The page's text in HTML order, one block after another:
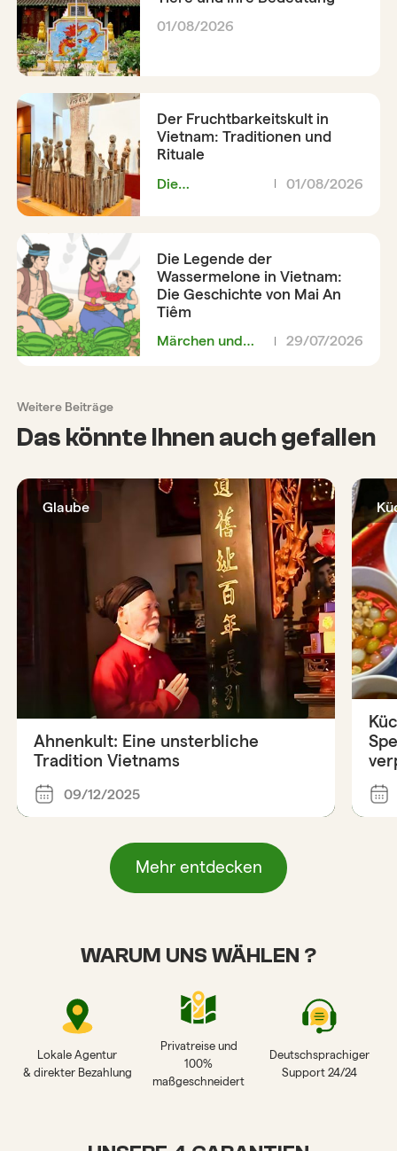
01/08/2026
Der Fruchtbarkeitskult in
Vietnam: Traditionen und
Rituale
Die
01/08/2026
Die Legende der
Wassermelone in Vietnam:
Die Geschichte von Mai An
Tiêm
Märchen und
29/07/2026
Weitere Beiträge
Das könnte Ihnen auch gefallen
Glaube
Ahnenkult: Eine unsterbliche
Tradition Vietnams
09/12/2025
Mehr entdecken
WARUM UNS WÄHLEN ?
Lokale Agentur
& direkter Bezahlung
Privatreise und
100%
maßgeschneidert
Deutschsprachiger
Support 24/24